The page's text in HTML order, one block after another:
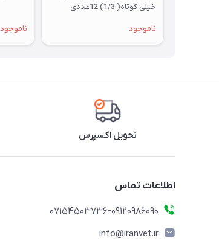
خیلی کوتاه( 1/3) 12عددی
ناموجود ناموجود
تحویل اکسپرس
اطلاعات تماس
07154503736-09120986090
info@iranvet.ir